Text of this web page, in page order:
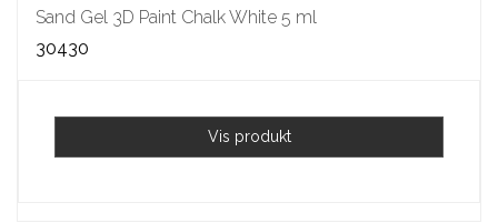
Sand Gel 3D Paint Chalk White 5 ml
30430
Vis produkt